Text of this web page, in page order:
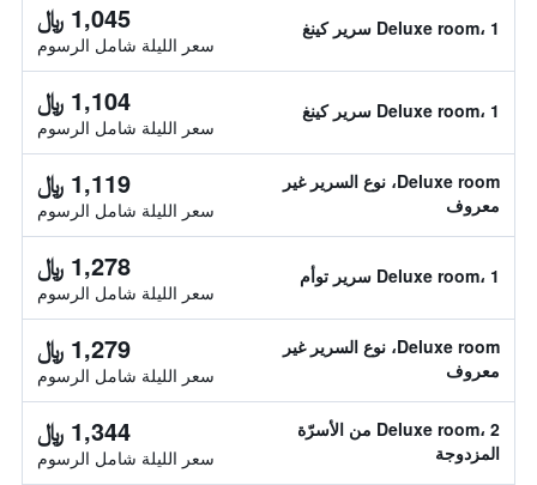
Deluxe room، 1 سرير كينغ 1,045 ﷼
سعر الليلة شامل الرسوم
Deluxe room، 1 سرير كينغ 1,104 ﷼
سعر الليلة شامل الرسوم
Deluxe room، نوع السرير غير
معروف
1,119 ﷼
سعر الليلة شامل الرسوم
Deluxe room، 1 سرير توأم 1,278 ﷼
سعر الليلة شامل الرسوم
Deluxe room، نوع السرير غير
معروف
1,279 ﷼
سعر الليلة شامل الرسوم
Deluxe room، 2 من الأسرّة
المزدوجة
1,344 ﷼
سعر الليلة شامل الرسوم